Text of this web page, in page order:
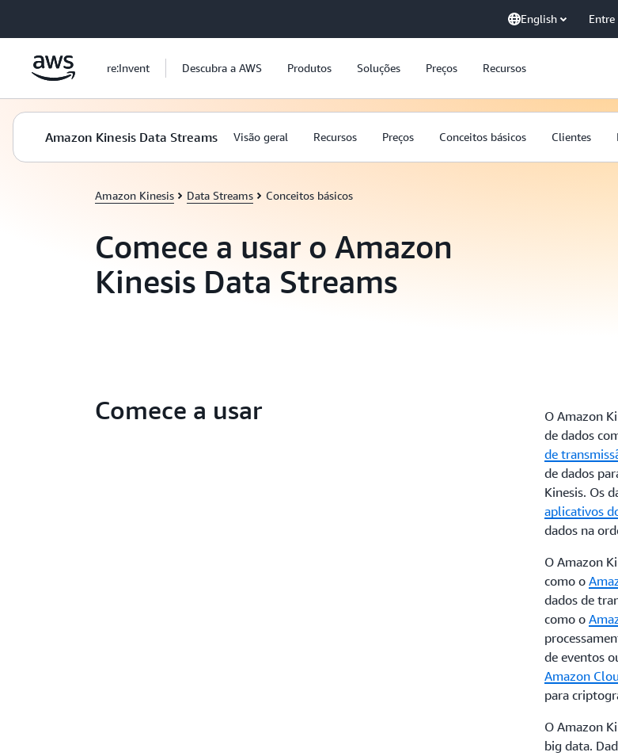
English
re:Invent Descubra a AWS Produtos Soluções Preços Recursos
Amazon Kinesis Data Streams Visão geral Recursos Preços Conceitos básicos Clientes
Amazon Kinesis Data Streams Conceitos básicos
Comece a usar o Amazon
Kinesis Data Streams
Comece a usar
O Amazon
de dados
de
de dados
Kinesis. Os
aplicativos
dados na
O Amazon
como o
dados de
como o
de eventos
Amazon
para
O Amazon
big data.